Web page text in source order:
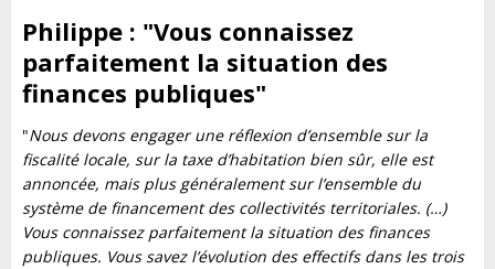
Philippe : "Vous connaissez
parfaitement la situation des
finances publiques"
"Nous devons engager une réflexion d’ensemble sur la
fiscalité locale, sur la taxe d’habitation bien sûr, elle est
annoncée, mais plus généralement sur l’ensemble du
système de financement des collectivités territoriales. (…)
Vous connaissez parfaitement la situation des finances
publiques. Vous savez l’évolution des effectifs dans les trois